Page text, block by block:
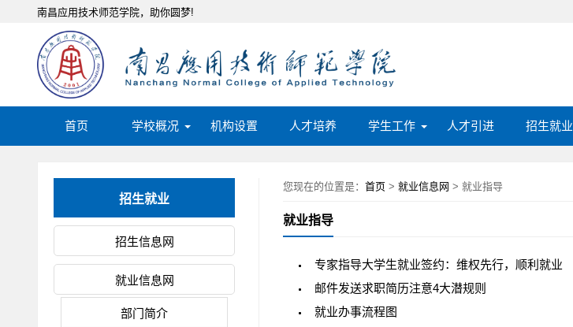
南昌应用技术师范学院，助你圆梦!
首页 学校概况 机构设置 人才培养 学生工作 人才引进 招生就业
招生就业
招生信息网
就业信息网
部门简介
您现在的位置是： 首页 > 就业信息网 > 就业指导
就业指导
专家指导大学生就业签约：维权先行，顺利就业
邮件发送求职简历注意4大潜规则
就业办事流程图